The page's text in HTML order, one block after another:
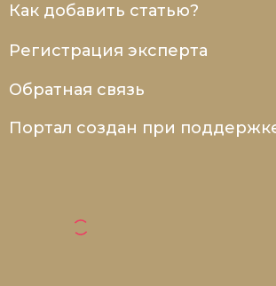
Как добавить статью?
Регистрация эксперта
Обратная связь
Портал создан при